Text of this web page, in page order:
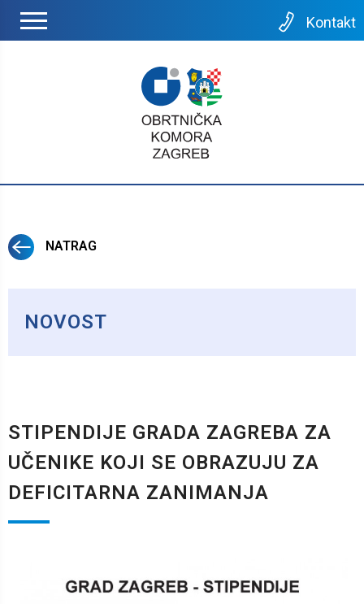
Kontakt
NATRAG
NOVOST
STIPENDIJE GRADA ZAGREBA ZA
UČENIKE KOJI SE OBRAZUJU ZA
DEFICITARNA ZANIMANJA